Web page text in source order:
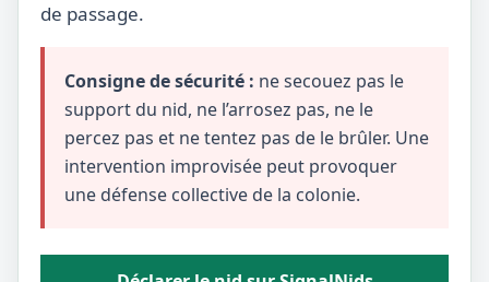
de passage.
Consigne de sécurité : ne secouez pas le
support du nid, ne l’arrosez pas, ne le
percez pas et ne tentez pas de le brûler. Une
intervention improvisée peut provoquer
une défense collective de la colonie.